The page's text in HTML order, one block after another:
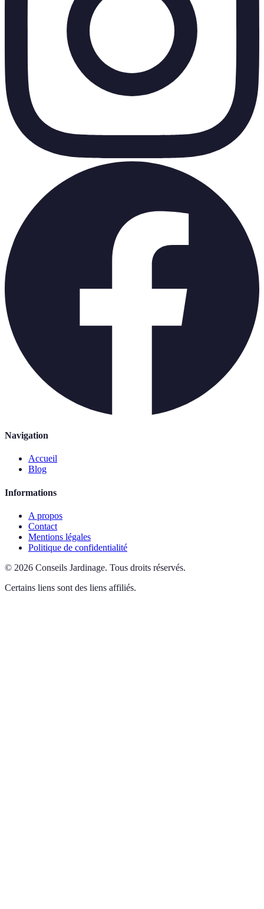
Navigation
Accueil
Blog
Informations
A propos
Contact
Mentions légales
Politique de confidentialité
© 2026 Conseils Jardinage. Tous droits réservés.
Certains liens sont des liens affiliés.